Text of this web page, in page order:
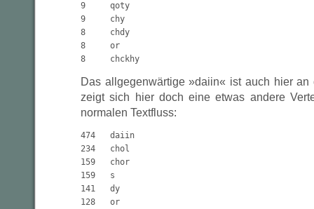
9     qoty
9     chy
8     chdy
8     or
Das allgegenwärtige »daiin« ist auch hier an
zeigt sich hier doch eine etwas andere
normalen Textfluss:
474   daiin
234   chol
159   chor
159   s
141   dy
128   or